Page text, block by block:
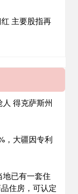
主要股指再
得克萨斯州
，大疆因专利
已有一套住
住房，可认定